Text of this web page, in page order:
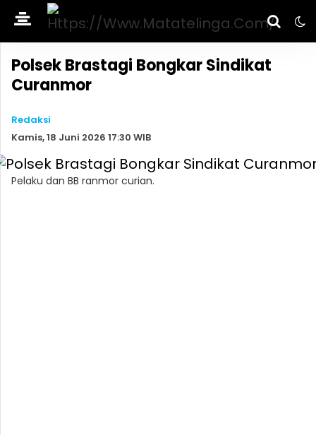
Polsek Brastagi Bongkar Sindikat
Curanmor
Redaksi
Kamis, 18 Juni 2026 17:30 WIB
Pelaku dan BB ranmor curian.